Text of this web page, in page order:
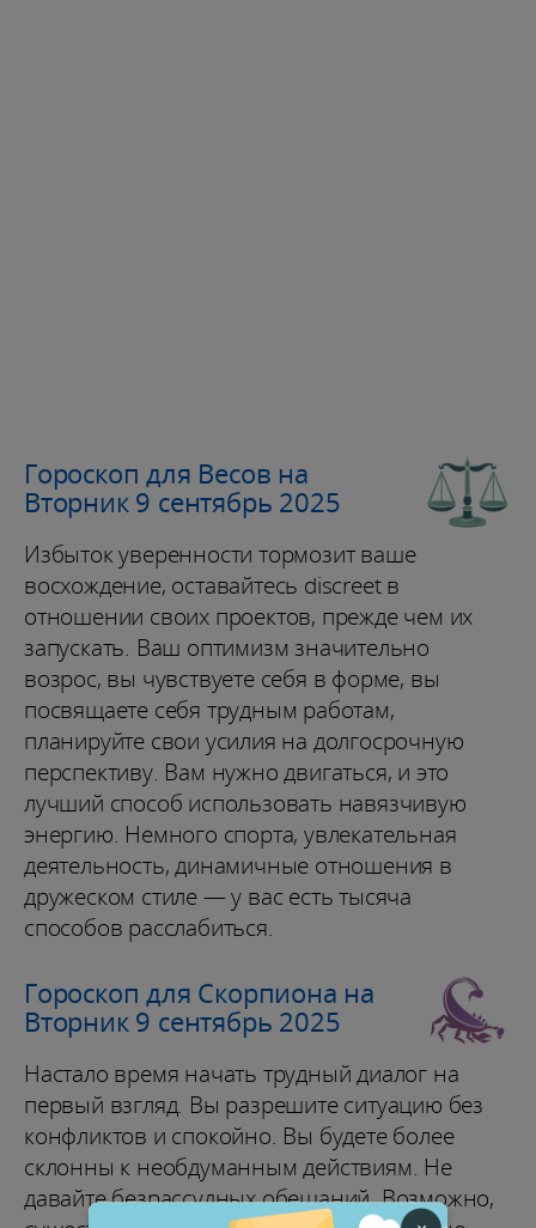
Гороскоп для Весов на
Вторник 9 сентябрь 2025
Избыток уверенности тормозит ваше
восхождение, оставайтесь discreet в
отношении своих проектов, прежде чем их
запускать. Ваш оптимизм значительно
возрос, вы чувствуете себя в форме, вы
посвящаете себя трудным работам,
планируйте свои усилия на долгосрочную
перспективу. Вам нужно двигаться, и это
лучший способ использовать навязчивую
энергию. Немного спорта, увлекательная
деятельность, динамичные отношения в
дружеском стиле — у вас есть тысяча
способов расслабиться.
Гороскоп для Скорпиона на
Вторник 9 сентябрь 2025
Настало время начать трудный диалог на
первый взгляд. Вы разрешите ситуацию без
конфликтов и спокойно. Вы будете более
склонны к необдуманным действиям. Не
давайте безрассудных обещаний. Возможно,